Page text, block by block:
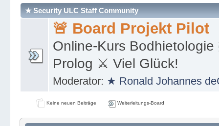
★ Security ULC Staff Community
🚨 Board Projekt Pilot
Online-Kurs
Prolog ⚔ Viel Glück!
Moderator: ★ Ronald Johannes
Keine neuen Beiträge Weiterleitungs-Board